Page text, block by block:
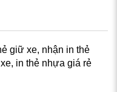
giữ xe, nhận in thẻ
in thẻ nhựa giá rẻ